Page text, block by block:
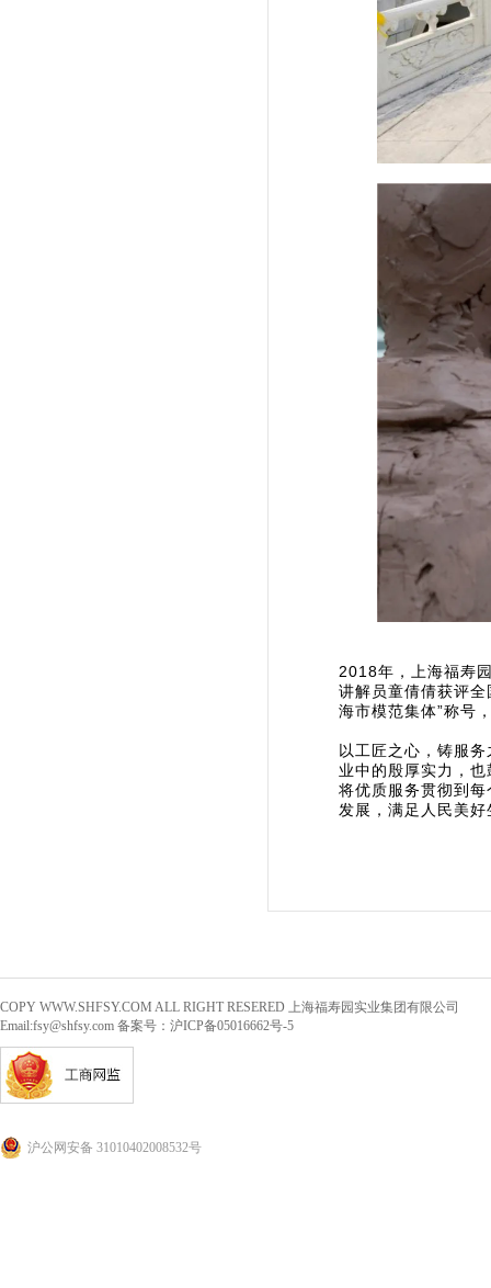
2018年，上海福寿
讲解员童倩倩获评
海市模范集体”称号
以工匠之心，铸服
业中的殷厚实力，
将优质服务贯彻到
发展，满足人民美
COPY WWW.SHFSY.COM ALL RIGHT RESERED 上海福寿园实业集团有限公司
Email:fsy@shfsy.com 备案号：沪ICP备05016662号-5
沪公网安备 31010402008532号